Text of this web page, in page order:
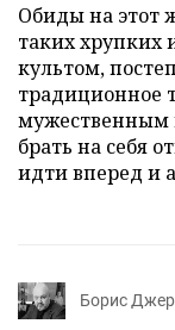
Обиды на этот
таких хрупких
культом,
традиционное
мужественным
брать на себя
идти вперед и
Борис